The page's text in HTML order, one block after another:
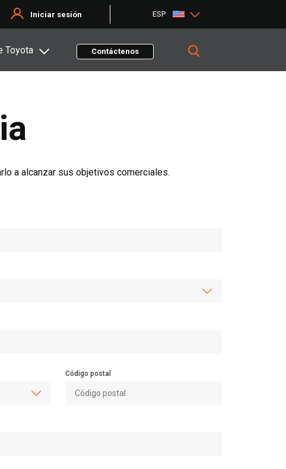
Iniciar sesión ESP
Toyota Contáctenos
a alcanzar sus objetivos comerciales.
Código postal